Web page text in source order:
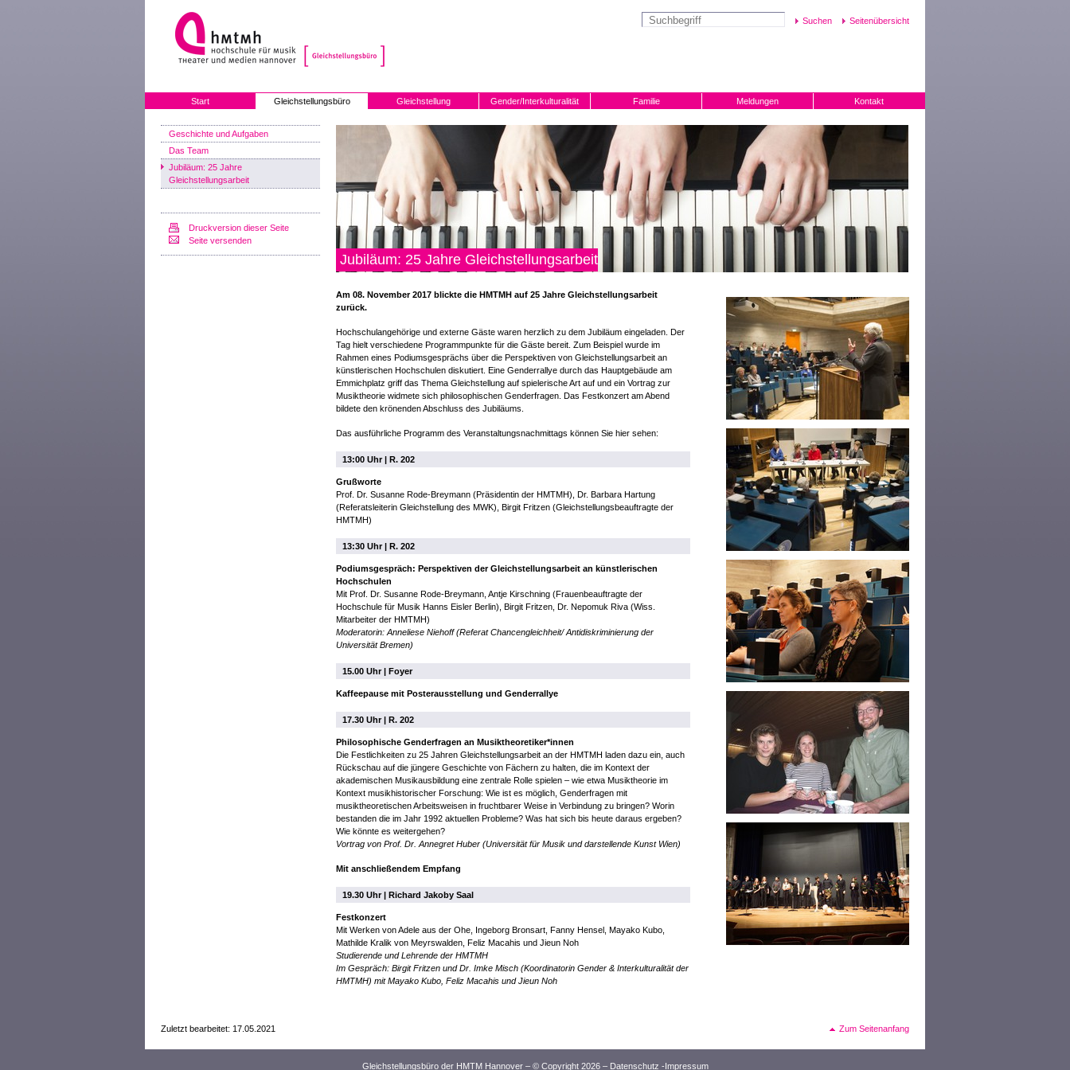
Seitenübersicht
Start Gleichstellungsbüro Gleichstellung Gender/Interkulturalität Familie Meldungen Kontakt
Geschichte und Aufgaben
Das Team
Jubiläum: 25 Jahre
Gleichstellungsarbeit
Druckversion dieser Seite
Seite versenden
Jubiläum: 25 Jahre Gleichstellungsarbeit
Am 08. November 2017 blickte die HMTMH auf 25 Jahre Gleichstellungsarbeit
zurück.
Hochschulangehörige und externe Gäste waren herzlich zu dem Jubiläum eingeladen. Der
Tag hielt verschiedene Programmpunkte für die Gäste bereit. Zum Beispiel wurde im
Rahmen eines Podiumsgesprächs über die Perspektiven von Gleichstellungsarbeit an
künstlerischen Hochschulen diskutiert. Eine Genderrallye durch das Hauptgebäude am
Emmichplatz griff das Thema Gleichstellung auf spielerische Art auf und ein Vortrag zur
Musiktheorie widmete sich philosophischen Genderfragen. Das Festkonzert am Abend
bildete den krönenden Abschluss des Jubiläums.
Das ausführliche Programm des Veranstaltungsnachmittags können Sie hier sehen:
13:00 Uhr | R. 202
Grußworte
Prof. Dr. Susanne Rode-Breymann (Präsidentin der HMTMH), Dr. Barbara Hartung
(Referatsleiterin Gleichstellung des MWK), Birgit Fritzen (Gleichstellungsbeauftragte der
HMTMH)
13:30 Uhr | R. 202
Podiumsgespräch: Perspektiven der Gleichstellungsarbeit an künstlerischen
Hochschulen
Mit Prof. Dr. Susanne Rode-Breymann, Antje Kirschning (Frauenbeauftragte der
Hochschule für Musik Hanns Eisler Berlin), Birgit Fritzen, Dr. Nepomuk Riva (Wiss.
Mitarbeiter der HMTMH)
Moderatorin: Anneliese Niehoff (Referat Chancengleichheit/ Antidiskriminierung der
Universität Bremen)
15.00 Uhr | Foyer
Kaffeepause mit Posterausstellung und Genderrallye
17.30 Uhr | R. 202
Philosophische Genderfragen an Musiktheoretiker*innen
Die Festlichkeiten zu 25 Jahren Gleichstellungsarbeit an der HMTMH laden dazu ein, auch
Rückschau auf die jüngere Geschichte von Fächern zu halten, die im Kontext der
akademischen Musikausbildung eine zentrale Rolle spielen – wie etwa Musiktheorie im
Kontext musikhistorischer Forschung: Wie ist es möglich, Genderfragen mit
musiktheoretischen Arbeitsweisen in fruchtbarer Weise in Verbindung zu bringen? Worin
bestanden die im Jahr 1992 aktuellen Probleme? Was hat sich bis heute daraus ergeben?
Wie könnte es weitergehen?
Vortrag von Prof. Dr. Annegret Huber (Universität für Musik und darstellende Kunst Wien)
Mit anschließendem Empfang
19.30 Uhr | Richard Jakoby Saal
Festkonzert
Mit Werken von Adele aus der Ohe, Ingeborg Bronsart, Fanny Hensel, Mayako Kubo,
Mathilde Kralik von Meyrswalden, Feliz Macahis und Jieun Noh
Studierende und Lehrende der HMTMH
Im Gespräch: Birgit Fritzen und Dr. Imke Misch (Koordinatorin Gender & Interkulturalität der
HMTMH) mit Mayako Kubo, Feliz Macahis und Jieun Noh
Zuletzt bearbeitet: 17.05.2021 Zum Seitenanfang
Gleichstellungsbüro der HMTM Hannover – © Copyright 2026 – Datenschutz -Impressum